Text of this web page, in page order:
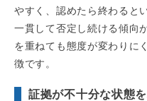
やすく、認めたら終わると
一貫して否定し続ける傾向
を重ねても態度が変わりに
徴です。
証拠が不十分な状態